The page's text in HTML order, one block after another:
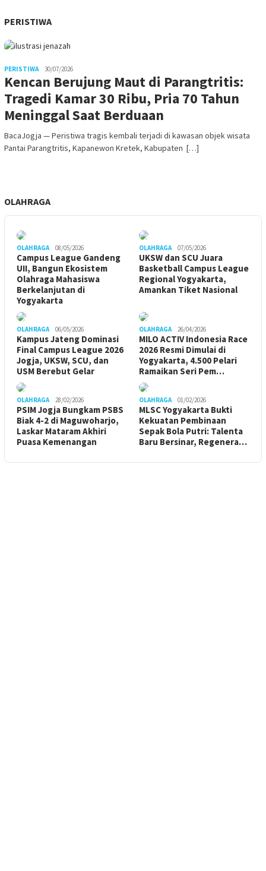
PERISTIWA
PERISTIWA 30/07/2026
Kencan Berujung Maut di Parangtritis:
Tragedi Kamar 30 Ribu, Pria 70 Tahun
Meninggal Saat Berduaan
BacaJogja — Peristiwa tragis kembali terjadi di kawasan objek wisata
Pantai Parangtritis, Kapanewon Kretek, Kabupaten […]
OLAHRAGA
OLAHRAGA 08/05/2026
Campus League Gandeng
UII, Bangun Ekosistem
Olahraga Mahasiswa
Berkelanjutan di
Yogyakarta
OLAHRAGA 07/05/2026
UKSW dan SCU Juara
Basketball Campus League
Regional Yogyakarta,
Amankan Tiket Nasional
OLAHRAGA 06/05/2026
Kampus Jateng Dominasi
Final Campus League 2026
Jogja, UKSW, SCU, dan
USM Berebut Gelar
OLAHRAGA 26/04/2026
MILO ACTIV Indonesia Race
2026 Resmi Dimulai di
Yogyakarta, 4.500 Pelari
Ramaikan Seri Pem…
OLAHRAGA 28/02/2026
PSIM Jogja Bungkam PSBS
Biak 4-2 di Maguwoharjo,
Laskar Mataram Akhiri
Puasa Kemenangan
OLAHRAGA 01/02/2026
MLSC Yogyakarta Bukti
Kekuatan Pembinaan
Sepak Bola Putri: Talenta
Baru Bersinar, Regenera…